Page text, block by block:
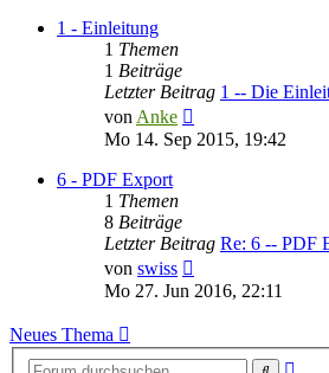
1 - Einleitung
1 Themen
1 Beiträge
Letzter Beitrag 1 -- Die
von Anke
Beitrag
Mo 14. Sep 2015, 19:42
6 - PDF Export
1 Themen
8 Beiträge
Letzter Beitrag Re: 6 -- PDF
von swiss
Beitrag
Mo 27. Jun 2016, 22:11
Neues Thema